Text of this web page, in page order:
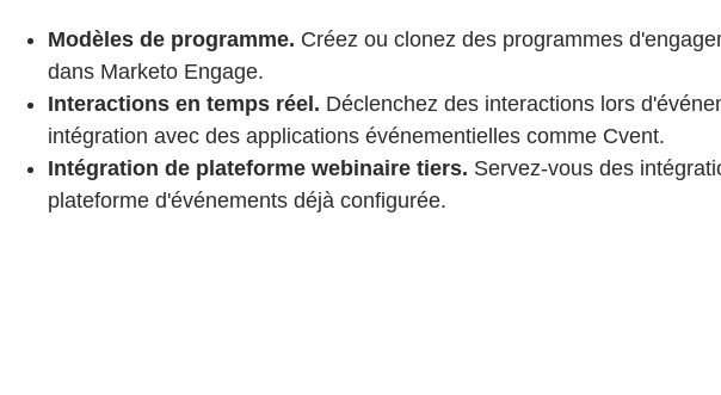
Modèles de programme. Créez ou clonez des programmes
dans Marketo Engage.
Interactions en temps réel. Déclenchez des interactions lors
intégration avec des applications événementielles comme Cvent.
Intégration de plateforme webinaire tiers. Servez-vous des
plateforme d'événements déjà configurée.